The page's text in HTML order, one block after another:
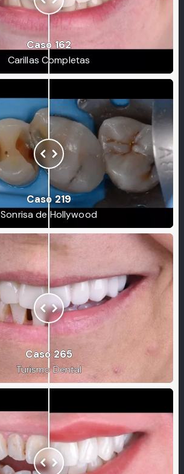
Caso 162
Carillas Completas
Caso 219
Sonrisa de Hollywood
Caso 265
Turismo Dental